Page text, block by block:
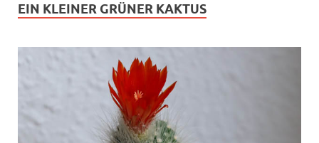
EIN KLEINER GRÜNER KAKTUS